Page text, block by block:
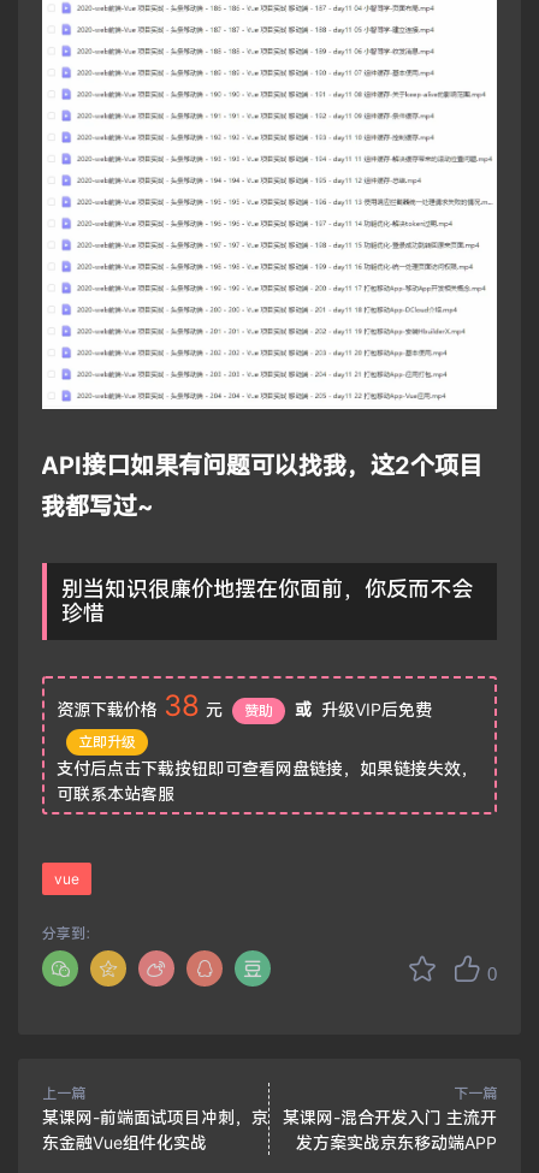
API接口如果有问题可以找我，这2个项目
我都写过~
别当知识很廉价地摆在你面前，你反而不会
珍惜
资源下载价格 38 元 赞助 或 升级VIP后免费
立即升级
支付后点击下载按钮即可查看网盘链接，如果链接失效，
可联系本站客服
vue
0
分享到：
上一篇
某课网-前端面试项目冲刺，京
东金融Vue组件化实战
下一篇
某课网-混合开发入门 主流开
发方案实战京东移动端APP